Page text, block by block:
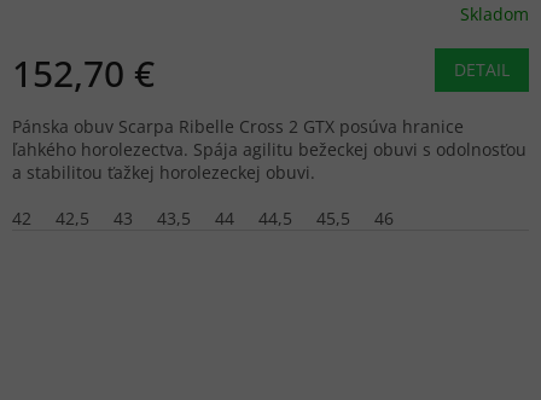
Skladom
152,70 € DETAIL
Pánska obuv Scarpa Ribelle Cross 2 GTX posúva hranice
ľahkého horolezectva. Spája agilitu bežeckej obuvi s odolnosťou
a stabilitou ťažkej horolezeckej obuvi.
42
42,5 43 43,5 44 44,5 45,5 46